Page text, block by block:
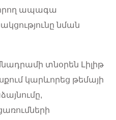
ապագա
նման
տնօրեն Լիլիթ
կարևորեց թեմայի